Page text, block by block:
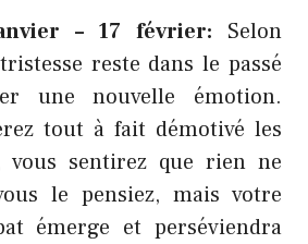
– 17 février: Selon
reste dans le passé
une nouvelle émotion.
tout à fait démotivé les
vous sentirez que rien ne
le pensiez, mais votre
émerge et perséviendra